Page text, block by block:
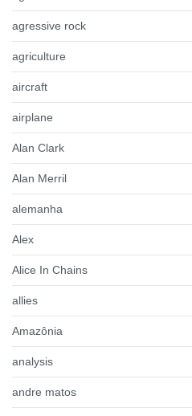
agressive rock
agriculture
aircraft
airplane
Alan Clark
Alan Merril
alemanha
Alex
Alice In Chains
allies
Amazônia
analysis
andre matos